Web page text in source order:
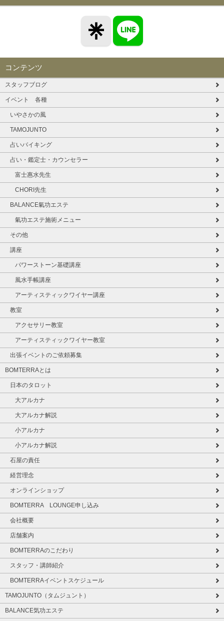
コンテンツ
スタッフブログ
イベント 各種
いやさかの風
TAMOJUNTO
占いバイキング
占い・鑑定士・カウンセラー
富士惠水先生
CHORI先生
BALANCE氣功エステ
氣功エステ施術メニュー
その他
講座
パワーストーン基礎講座
風水手帳講座
アーティスティックワイヤー講座
教室
アクセサリー教室
アーティスティックワイヤー教室
出張イベントのご依頼募集
BOMTERRAとは
日本のタロット
大アルカナ
大アルカナ解説
小アルカナ
小アルカナ解説
石屋の責任
経営理念
オンラインショップ
BOMTERRA LOUNGE申し込み
会社概要
店舗案内
BOMTERRAのこだわり
スタッフ・講師紹介
BOMTERRAイベントスケジュール
TAMOJUNTO（タムジュント）
BALANCE気功エステ